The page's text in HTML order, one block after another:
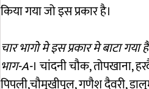
किया गया जो इस प्रकार है।
चार भागो मे इस प्रकार मे बाटा गया
भाग-A-। चांदनी चौक, तोपखाना,
पिपली,चौमुखीपुल, गणैश दैवरी,